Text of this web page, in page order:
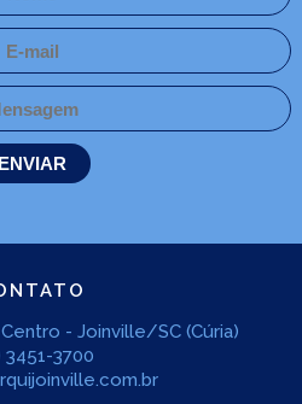
Centro - Joinville/SC (Cúria)
3451-3700